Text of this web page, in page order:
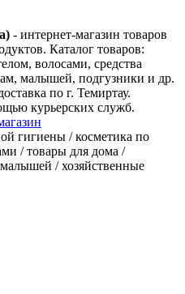
- интернет-магазин товаров
Каталог товаров:
волосами, средства
малышей, подгузники и др.
по г. Темиртау.
курьерских служб.
гигиены / косметика по
/ товары для дома /
/ хозяйственные